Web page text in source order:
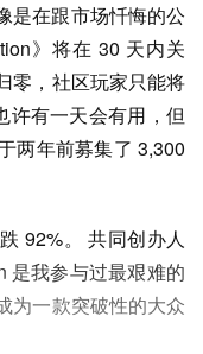
是在跟市场忏悔的公
》将在 30 天内关
零，社区玩家只能将
许有一天会有用，但
两年前募集了 3,300
92%。 共同创办人
是我参与过最艰难的
为一款突破性的大众